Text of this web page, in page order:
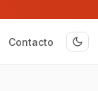
Contacto